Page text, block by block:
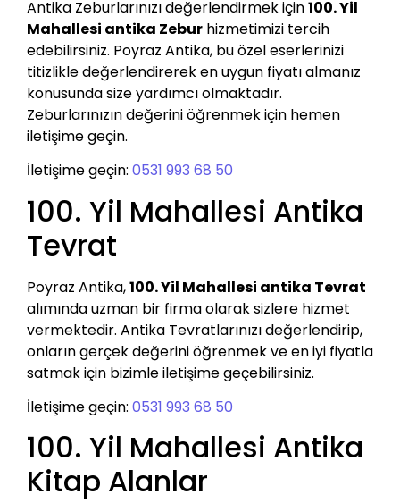
Antika Zeburlarınızı değerlendirmek için100. Yil
Mahallesi antika Zebur hizmetimizi tercih
edebilirsiniz. Poyraz Antika, bu özel eserlerinizi
titizlikle değerlendirerek en uygun fiyatı almanız
konusunda size yardımcı olmaktadır.
Zeburlarınızın değerini öğrenmek için hemen
iletişime geçin.
İletişime geçin: 0531 993 68 50
100. Yil Mahallesi Antika
Tevrat
Poyraz Antika,100. Yil Mahallesi antika Tevrat
alımında uzman bir firma olarak sizlere hizmet
vermektedir. Antika Tevratlarınızı değerlendirip,
onların gerçek değerini öğrenmek ve en iyi fiyatla
satmak için bizimle iletişime geçebilirsiniz.
İletişime geçin: 0531 993 68 50
100. Yil Mahallesi Antika
Kitap Alanlar